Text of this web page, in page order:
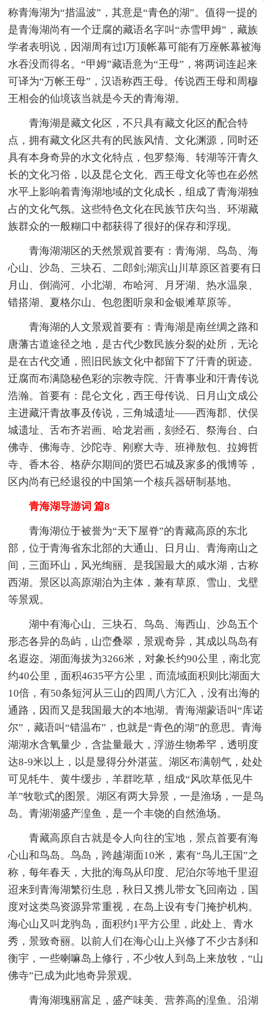
称青海湖为“措温波”，其意是“青色的湖”。值得一提的
是青海湖尚有一个迂腐的藏语名字叫“赤雪甲姆”，藏族
学者表明说，因湖周有过l万顶帐幕可能有万座帐幕被海
水吞没而得名。“甲姆”藏语意为“王母”，将两词连起来
可译为“万帐王母”，汉语称西王母。传说西王母和周穆
王相会的仙境该当就是今天的青海湖。
青海湖是藏文化区，不只具有藏文化区的配合特
点，拥有藏文化区共有的民族风情、文化渊源，同时还
具有本身奇异的水文化特点，包罗祭海、转湖等汗青久
长的文化习俗，以及昆仑文化、西王母文化等也在必然
水平上影响着青海湖地域的文化成长，组成了青海湖独
占的文化气氛。这些特色文化在民族节庆勾当、环湖藏
族群众的一般糊口中都获得了很好的保存和浮现。
青海湖湖区的天然景观首要有：青海湖、鸟岛、海
心山、沙岛、三块石、二郎剑;湖滨山川草原区首要有日
月山、倒淌河、小北湖、布哈河、月牙湖、热水温泉、
错搭湖、夏格尔山、包忽图听泉和金银滩草原等。
青海湖的人文景观首要有：青海湖是南丝绸之路和
唐藩古道途径之地，是古代少数民族分裂的处所，无论
是在古代交通，照旧民族文化中都留下了汗青的斑迹。
迂腐而布满隐秘色彩的宗教寺院、汗青事业和汗青传说
浩瀚。首要有：昆仑文化，西王母传说、日月山文成公
主进藏汗青故事及传说，三角城遗址——西海郡、伏俣
城遗址、舌布齐岩画、哈龙岩画，刻经石、祭海台、白
佛寺、佛海寺、沙陀寺、刚察大寺、班禅敖包、拉姆哲
寺、香木谷、格萨尔期间的贤巴石城及家多的俄博等，
区内尚有已经退役的中国第一个核兵器研制基地。
青海湖导游词 篇8
青海湖位于被誉为“天下屋脊”的青藏高原的东北
部，位于青海省东北部的大通山、日月山、青海南山之
间，三面环山，风光绚丽、是我国最大的咸水湖，古称
西湖。景区以高原湖泊为主体，兼有草原、雪山、戈壁
等景观。
湖中有海心山、三块石、鸟岛、海西山、沙岛五个
形态各异的岛屿，山峦叠翠，景观奇异，其成以鸟岛有
名遐迩。湖面海拔为3266米，对象长约90公里，南北宽
约40公里，面积4635平方公里，而流域面积则比湖面大
10倍，有50条短河从三山的四周八方汇入，没有出海的
通路，因而又是我国最大的本地湖。青海湖蒙语叫“库诺
尔”，藏语叫“错温布”，也就是“青色的湖”的意思。青海
湖湖水含氧量少，含盐量最大，浮游生物希罕，透明度
达8-9米以上，以是显得分外湛蓝。湖区布满朝气，处处
可见牦牛、黄牛缓步，羊群吃草，组成“风吹草低见牛
羊”牧歌式的图景。湖区有两大异景，一是渔场，一是鸟
岛。青湖湖盛产湟鱼，是一个丰饶的自然渔场。
青藏高原自古就是令人向往的宝地，景点首要有海
心山和鸟岛。鸟岛，跨越湖面10米，素有“鸟儿王国”之
称，每年春天，大批的海鸟从印度、尼泊尔等地千里迢
迢来到青海湖繁衍生息，秋日又携儿带女飞回南边，国
度对这类鸟资源异常重视，在岛上设有专门掩护机构。
海心山又叫龙驹岛，面积约1平方公里，此处上、青水
秀，景致奇丽。以前人们在海心山上兴修了不少古刹和
衡宇，一些喇嘛岛上修行，不少牧人到岛上来放牧，“山
佛寺”已成为此地奇异景观。
青海湖瑰丽富足，盛产味美、营养高的湟鱼。沿湖